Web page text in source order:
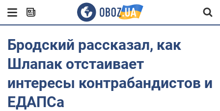
Бродский рассказал, как
Шлапак отстаивает
интересы контрабандистов и
ЕДАПСа